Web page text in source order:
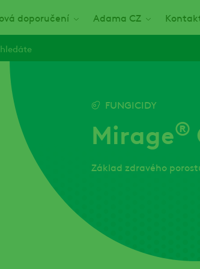
doporučení Adama CZ
FUNGICIDY
Mirage®
Základ zdravého